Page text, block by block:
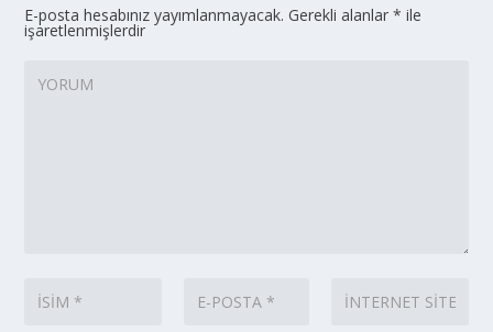
E-posta hesabınız yayımlanmayacak. Gerekli alanlar* ile
işaretlenmişlerdir